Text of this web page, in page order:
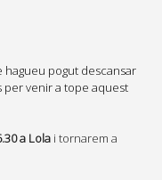
hagueu pogut descansar
per venir a tope aquest
a Lola i tornarem a